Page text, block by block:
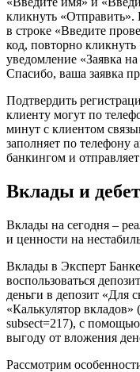
кликнуть «Отправить».
в строке «Введите
код, повторно
уведомление «Заявка
Спасибо, ваша заявка
Подтвердить
клиенту могут по
минут с клиентом
заполняет по телефону
банкингом и
Вклады и
Вклады на сегодня –
и ценности на
Вклады в Эксперт
воспользоваться
деньги в депозит «Для
«Калькулятор вкладов»
subsect=217), с помощью
выгоду от вложения
Рассмотрим